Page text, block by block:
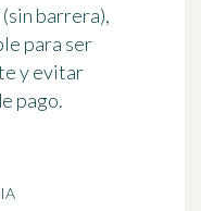
barrera),
para ser
y evitar
pago.